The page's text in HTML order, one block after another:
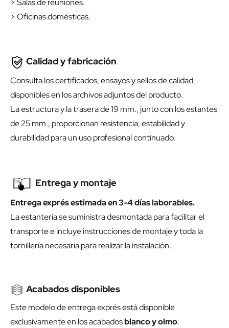
> Salas de reuniones.
> Oficinas domésticas.
Calidad y fabricación
Consulta los certificados, ensayos y sellos de calidad
disponibles en los archivos adjuntos del producto.
La estructura y la trasera de 19 mm., junto con los estantes
de 25 mm., proporcionan resistencia, estabilidad y
durabilidad para un uso profesional continuado.
Entrega y montaje
Entrega exprés estimada en 3-4 días laborables.
La estantería se suministra desmontada para facilitar el
transporte e incluye instrucciones de montaje y toda la
tornillería necesaria para realizar la instalación.
Acabados disponibles
Este modelo de entrega exprés está disponible
exclusivamente en los acabadosblanco y olmo.